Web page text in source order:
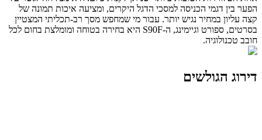
הפער בין דגמי הכניסה למסכי הדגל היקרים, ומציעה איכות תמונה של
קצה עליון במחיר נגיש יותר. עבור מי שמחפש מסך רב-תכליתי המצטיין
בסרטים, ספורט וגיימינג, ה-S90F היא בחירה בטוחה ומומלצת בחום לכל
חובב טכנולוגיה.
דירוג הגולשים